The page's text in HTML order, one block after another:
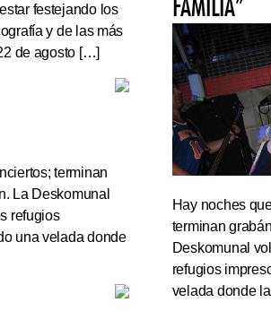
festejando los
y de las más
de agosto […]
terminan
La Deskomunal
refugios
una velada donde
FAMILIA”
Hay noches
terminan
Deskomunal
refugios
velada donde